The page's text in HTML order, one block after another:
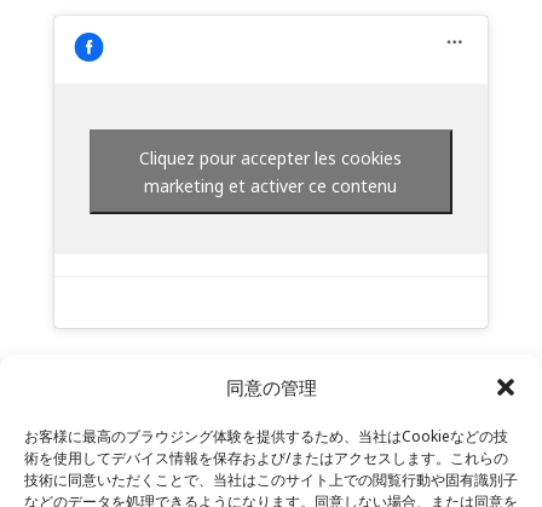
同意の管理
お客様に最高のブラウジング体験を提供するため、当社はCookieなどの技
術を使用してデバイス情報を保存および/またはアクセスします。これらの
技術に同意いただくことで、当社はこのサイト上での閲覧行動や固有識別子
などのデータを処理できるようになります。同意しない場合、または同意を
Cliquez pour accepter les cookies
marketing et activer ce contenu